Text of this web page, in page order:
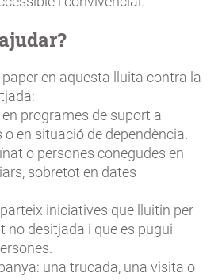
en aquesta lluita contra la
programes de suport a
o en situació de dependència.
o persones conegudes en
sobretot en dates
iniciatives que lluitin per
no desitjada i que es pugui
una trucada, una visita o